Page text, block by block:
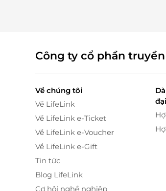
Công ty cổ phần
Về chúng tôi
Về LifeLink
Về LifeLink e-Ticket
Về LifeLink e-Voucher
Về LifeLink e-Gift
Tin tức
Blog LifeLink
Cơ hội nghề nghiệp